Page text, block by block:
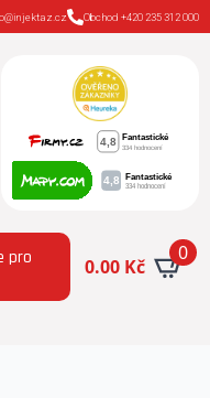
Obchod +420 235 312 000
pro 0.00 Kč
0